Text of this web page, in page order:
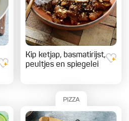
Kip ketjap, basmatirijst,
peultjes en spiegelei
PIZZA